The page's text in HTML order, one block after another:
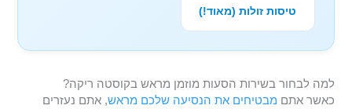
טיסות זולות (מאוד!)
למה לבחור בשירות הסעות מוזמן מראש בקוסטה ריקה?
כאשר אתם מבטיחים את הנסיעה שלכם מראש, אתם נעזרים